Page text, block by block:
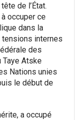
de l’État.
occuper ce
dans la
internes
des
Taye Atske
Nations unies
le début de
a occupé